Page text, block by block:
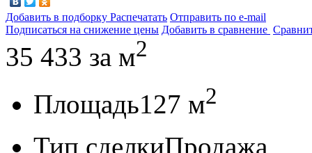
Добавить в подборку Распечатать Отправить по e-mail
Подписаться на снижение цены Добавить в сравнение
35 433 за м2
Площадь127 м2
Тип сделкиПродажа